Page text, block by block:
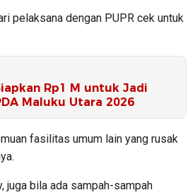
pelaksana dengan PUPR cek untuk
Rp1 M untuk Jadi
Maluku Utara 2026
fasilitas umum lain yang rusak
juga bila ada sampah-sampah